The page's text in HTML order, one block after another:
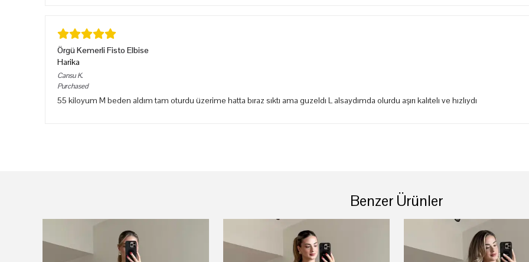
Örgü Kemerli Fisto Elbise
Harika
Cansu K.
Purchased
55 kiloyum M beden aldım tam oturdu üzerime hatta bıraz sıktı ama guzeldı L alsaydımda olurdu aşırı kalıtelı ve hızlıydı
Benzer Ürünler